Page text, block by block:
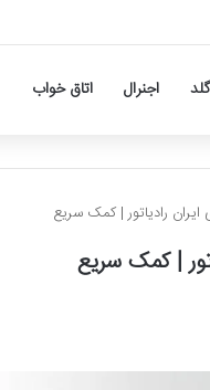
اجنرال اتاق خواب
رادیاتور | کمک سریع
| کمک سریع